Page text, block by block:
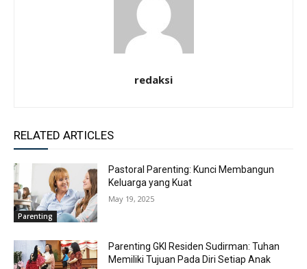
redaksi
RELATED ARTICLES
Parenting
Pastoral Parenting: Kunci Membangun
Keluarga yang Kuat
May 19, 2025
Parenting GKI Residen Sudirman: Tuhan
Memiliki Tujuan Pada Diri Setiap Anak